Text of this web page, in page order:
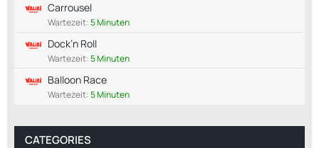
Carrousel
Wartezeit:5 Minuten
Dock’n Roll
Wartezeit:5 Minuten
Balloon Race
Wartezeit:5 Minuten
CATEGORIES